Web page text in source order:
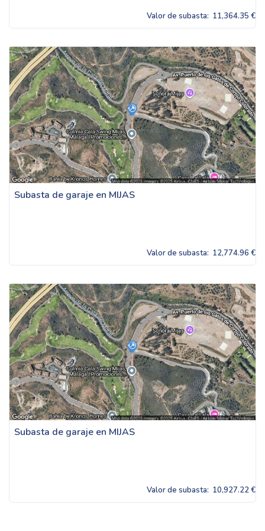
Valor de subasta: 11,364.35 €
Subasta de garaje en MIJAS
Valor de subasta: 12,774.96 €
Subasta de garaje en MIJAS
Valor de subasta: 10,927.22 €